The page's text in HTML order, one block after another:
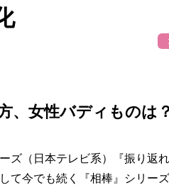
、女性バディものは？
ズ（日本テレビ系）『振り返れ
て今でも続く『相棒』シリー